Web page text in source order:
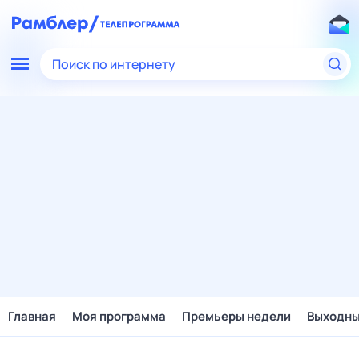
Поиск по интернету
Главная Моя программа Премьеры недели